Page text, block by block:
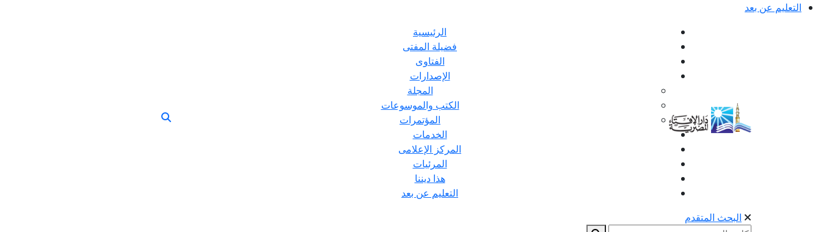
التعليم عن بعد
الرئيسية
فضيلة المفتى
الفتاوى
الإصدارات
المجلة
الكتب والموسوعات
المؤتمرات
الخدمات
المركز الإعلامى
المرئيات
هذا ديننا
التعليم عن بعد
البحث المتقدم